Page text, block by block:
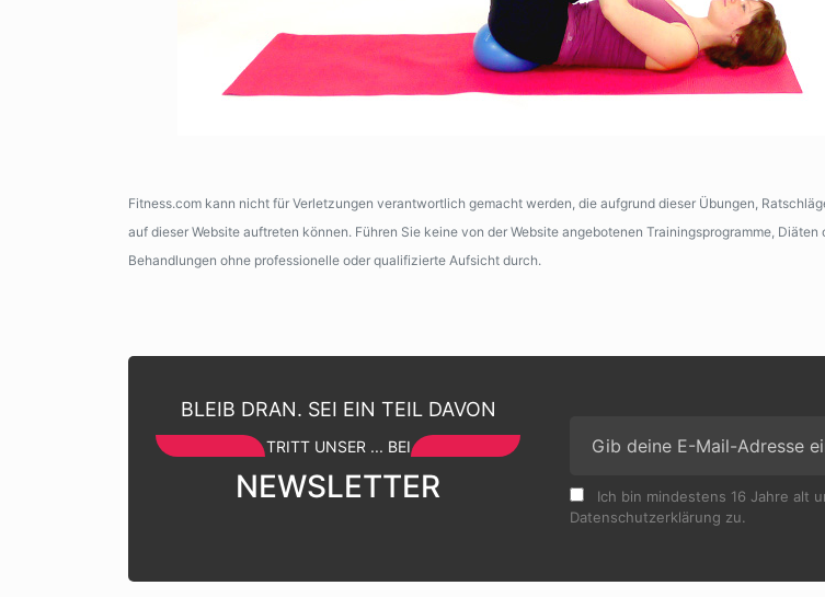
Fitness.com kann nicht für Verletzungen verantwortlich gemacht werden, die aufgrund dieser Übungen,
auf dieser Website auftreten können. Führen Sie keine von der Website angebotenen Trainingsprogramme, Diäten
Behandlungen ohne professionelle oder qualifizierte Aufsicht durch.
BLEIB DRAN. SEI EIN TEIL DAVON
TRITT UNSER ... BEI
NEWSLETTER
Ich bin mindestens 16 Jahre alt
Datenschutzerklärung zu.